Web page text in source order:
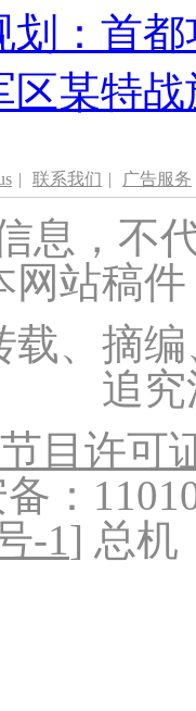
划：首
区某特
| 联系我们 | 广告服务
息，不
网站稿
载、摘
追
目许可
：
-1] 总机